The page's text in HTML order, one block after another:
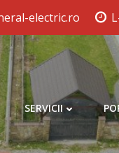
electric.ro
SERVICII